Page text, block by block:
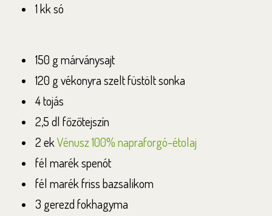
1 kk só
150 g márványsajt
120 g vékonyra szelt füstölt sonka
4 tojás
2,5 dl főzőtejszín
2 ekVénusz 100% napraforgó-étolaj
fél marék spenót
fél marék friss bazsalikom
3 gerezd fokhagyma